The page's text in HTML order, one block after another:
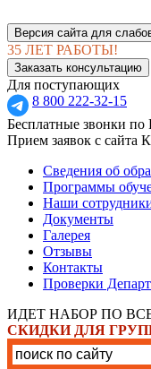
Версия сайта для
35 ЛЕТ РАБОТЫ!
Заказать консультацию
Для поступающих
8 800 222-32-15
Бесплатные звонки по
Прием заявок с
Сведения об
Программы
Наши
Документы
Галерея
Отзывы
Контакты
Проверки
ИДЕТ НАБОР ПО
СКИДКИ ДЛЯ